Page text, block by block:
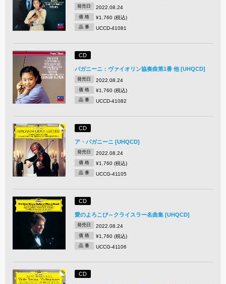
発売日 2022.08.24
価 格 ¥1,760 (税込)
品 番 UCCD-41081
CD
パガニーニ：ヴァイオリン協奏曲第1番 他 [UHQCD]
発売日 2022.08.24
価 格 ¥1,760 (税込)
品 番 UCCD-41082
CD
ア・パガニーニ [UHQCD]
発売日 2022.08.24
価 格 ¥1,760 (税込)
品 番 UCCG-41105
CD
愛のよろこび～クライスラー名曲集 [UHQCD]
発売日 2022.08.24
価 格 ¥1,760 (税込)
品 番 UCCG-41106
CD